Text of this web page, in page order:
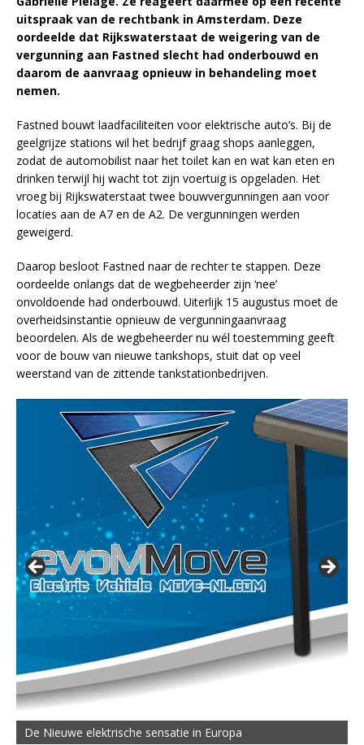
uitspraak van de rechtbank in Amsterdam. Deze
oordeelde dat Rijkswaterstaat de weigering van de
vergunning aan Fastned slecht had onderbouwd en
daarom de aanvraag opnieuw in behandeling moet
nemen.
Fastned bouwt laadfaciliteiten voor elektrische auto’s. Bij de
geelgrijze stations wil het bedrijf graag shops aanleggen,
zodat de automobilist naar het toilet kan en wat kan eten en
drinken terwijl hij wacht tot zijn voertuig is opgeladen. Het
vroeg bij Rijkswaterstaat twee bouwvergunningen aan voor
locaties aan de A7 en de A2. De vergunningen werden
geweigerd.
Daarop besloot Fastned naar de rechter te stappen. Deze
oordeelde onlangs dat de wegbeheerder zijn ‘nee’
onvoldoende had onderbouwd. Uiterlijk 15 augustus moet de
overheidsinstantie opnieuw de vergunningaanvraag
beoordelen. Als de wegbeheerder nu wél toestemming geeft
voor de bouw van nieuwe tankshops, stuit dat op veel
weerstand van de zittende tankstationbedrijven.
De Nieuwe elektrische sensatie in Europa
De MOVE Vigorous 1500 Highline | 45 km Topsnelheid en
50 km Actieradius